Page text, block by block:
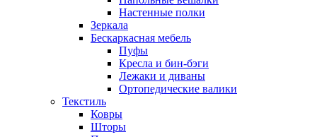
Настенные полки
Зеркала
Бескаркасная мебель
Пуфы
Кресла и бин-бэги
Лежаки и диваны
Ортопедические валики
Текстиль
Ковры
Шторы